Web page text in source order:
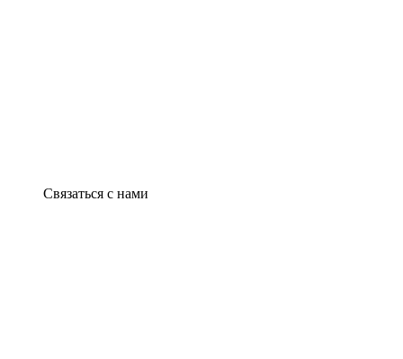
Связаться с нами